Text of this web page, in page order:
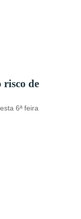
risco de
6ª feira